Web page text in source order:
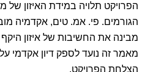
הפרויקט תלויה במידת האיזון של
הגורמים. פי. אמ. טים, אקדמיה
מבינה את החשיבות של איזון היקף
מאמר זה נועד לספק דיון אקדמי
הצלחת הפרויקט.